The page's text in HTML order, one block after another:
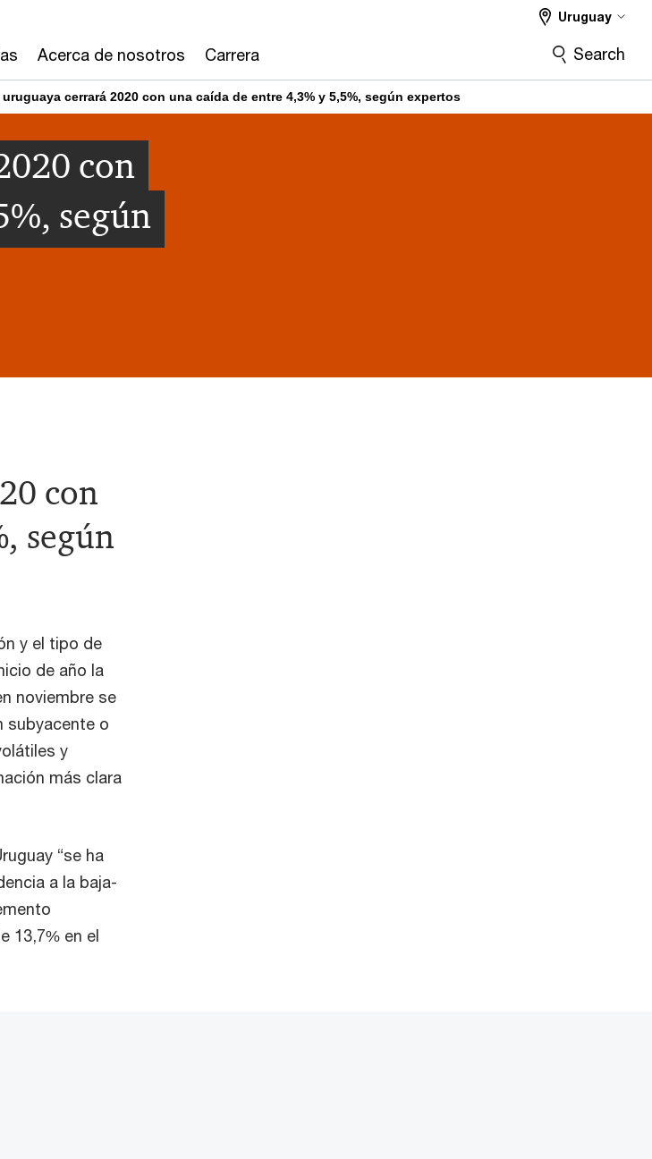
Acerca de nosotros Carrera
Uruguay
Search
cerrará 2020 con una caída de entre 4,3% y 5,5%, según expertos
con
según
con
según
y el tipo de
de año la
noviembre se
subyacente o
y
más clara
“se ha
a la baja-
13,7% en el